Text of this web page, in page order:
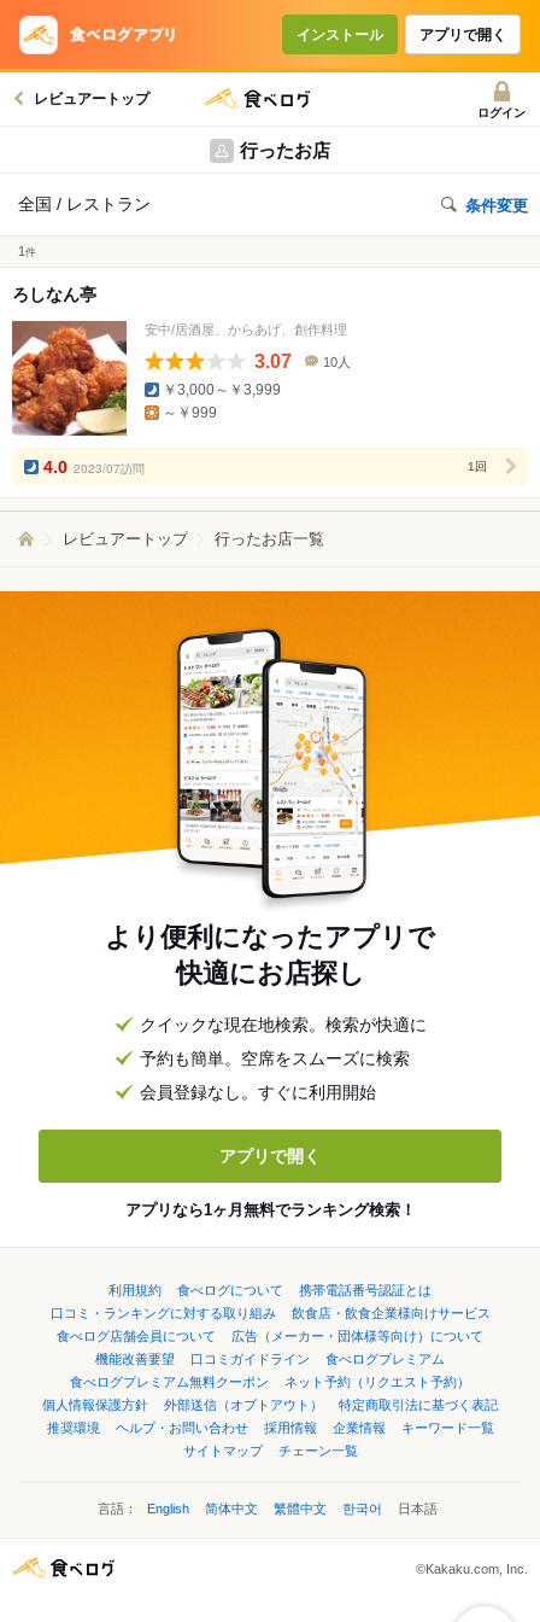
インストール アプリで開く
レビュアートップ
ログイン
行ったお店
全国 / レストラン 条件変更
1 件
ろしなん亭
安中/居酒屋、からあげ、創作料理
3.07
数
10人
￥3,000～￥3,999
～￥999
4.0 2023/07訪問 1回
レビュアートップ 行ったお店一覧
より便利になったアプリで
快適にお店探し
クイックな現在地検索。検索が快適に
予約も簡単。空席をスムーズに検索
会員登録なし。すぐに利用開始
アプリで開く
アプリなら1ヶ月無料でランキング検索！
利用規約 食べログについて
携帯電話番号認証とは
口コミ・ランキングに対する取り組み
飲食店・飲食企業様向けサービス
食べログ店舗会員について
広告（メーカー・団体様等向け）について
機能改善要望
口コミガイドライン
食べログプレミアム
食べログプレミアム無料クーポン
ネット予約（リクエスト予約）
個人情報保護方針
外部送信（オプトアウト）
特定商取引法に基づく表記
推奨環境
ヘルプ・お問い合わせ 採用情報 企業情報
キーワード一覧
サイトマップ
チェーン一覧
言語： English 简体中文 繁體中文 한국어 日本語
©Kakaku.com, Inc.